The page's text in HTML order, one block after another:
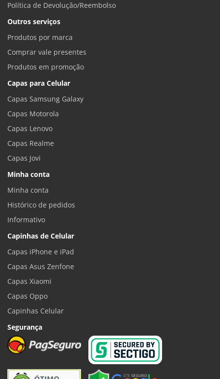
Política de Devolução/Reembolso
Outros serviços
Produtos por marca
Comprar vale presentes
Produtos em promoção
Capas para Celular
Capas Samsung Galaxy
Capas Motorola
Capas Lenovo
Capas Realme
Capas Jovi
Minha conta
Minha conta
Histórico de pedidos
Informativo
Capinhas de Celular
Capas iPhone e iPad
Capas Asus Zenfone
Capas Xiaomi
Capas Oppo
Capinhas Celular
Segurança